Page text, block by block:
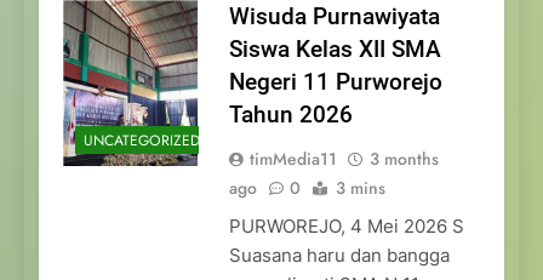
UNCATEGORIZED
Wisuda Purnawiyata
Siswa Kelas XII SMA
Negeri 11 Purworejo
Tahun 2026
timMedia11
3 months
ago
0 3 mins
PURWOREJO, 4 Mei 2026 S
Suasana haru dan bangga